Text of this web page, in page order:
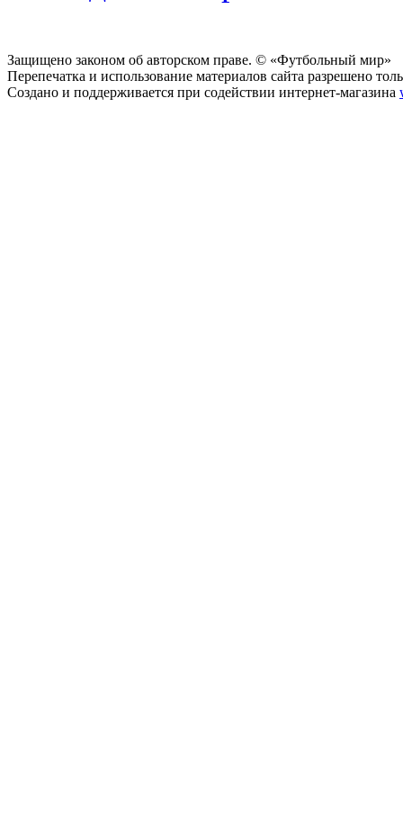
Защищено законом об авторском праве. © «Футбольный мир»
Перепечатка и использование материалов сайта разрешено
Создано и поддерживается при содействии интернет-магазина